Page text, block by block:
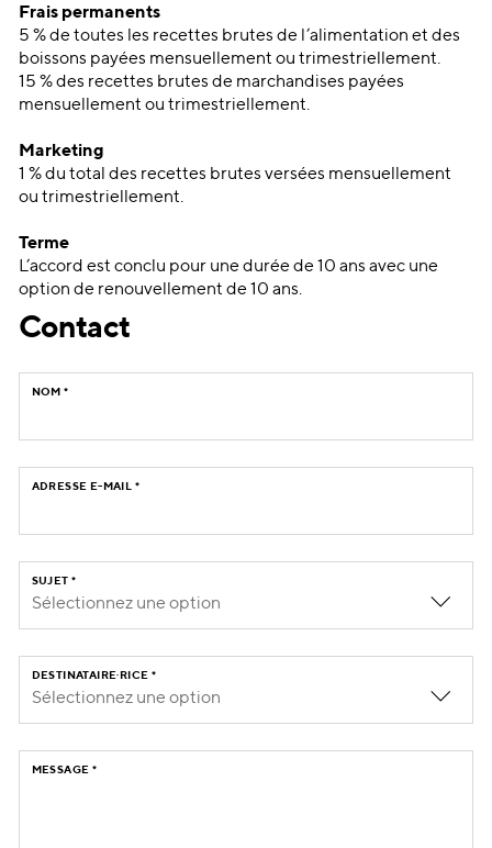
Frais permanents
5 % de toutes les recettes brutes de l’alimentation et des
boissons payées mensuellement ou trimestriellement.
15 % des recettes brutes de marchandises payées
mensuellement ou trimestriellement.
Marketing
1 % du total des recettes brutes versées mensuellement
ou trimestriellement.
Terme
L’accord est conclu pour une durée de 10 ans avec une
option de renouvellement de 10 ans.
Contact
NOM*
ADRESSE E-MAIL *
SUJET*
Sélectionnez une option
DESTINATAIRE·RICE *
Sélectionnez une option
MESSAGE *